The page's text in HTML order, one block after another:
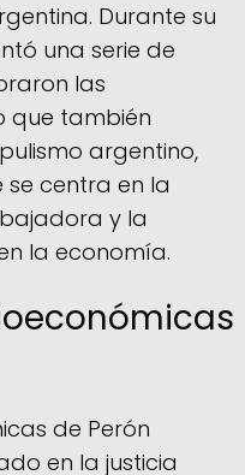
Durante su
una serie de
las
que también
argentino,
centra en la
y la
la economía.
de Perón
en la justicia